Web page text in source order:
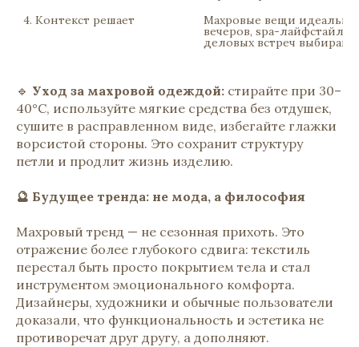
4. Контекст решает
Махровые вещи идеальны
вечеров, spa-лайфстайла
деловых встреч
🔹 Уход за махровой одеждой: стирайте при 30–
40°C, используйте мягкие средства без отдушек,
сушите в расправленном виде, избегайте глажки
ворсистой стороны. Это сохранит структуру
петли и продлит жизнь изделию.
🔮 Будущее тренда: не мода, а философия
Махровый тренд — не сезонная прихоть. Это
отражение более глубокого сдвига: текстиль
перестал быть просто покрытием тела и стал
инструментом эмоционального комфорта.
Дизайнеры, художники и обычные пользователи
доказали, что функциональность и эстетика не
противоречат друг другу, а дополняют.